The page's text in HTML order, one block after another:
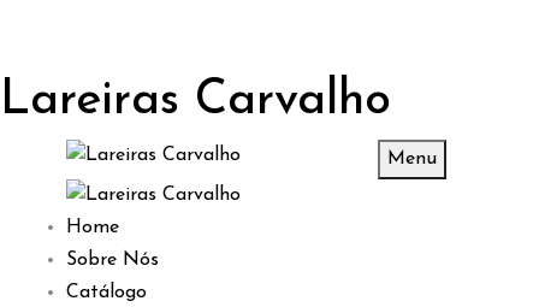
Lareiras Carvalho
Menu
Home
Sobre Nós
Catálogo